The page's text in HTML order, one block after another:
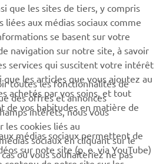
les dernières offres, les événements
et bien plus encore
S'ABONNER
pour savoir comment
personnelles :Politique de
que les sites de tiers, y compris
liées aux médias sociaux comme
se basent sur votre
navigation sur notre site, à savoir
services qui suscitent votre intérêt
que les articles que vous ajoutez au
achetés par vos soins, et tout
de vos habitudes en matière de
médias sociaux permettent de
sur note site (p. e. via YouTube)
toutes les fonctionnalités de
des offres et annonces
intérêts, nous vous
les cookies liés au
sociaux en cliquant sur le
cas où vous souhaiteriez ne pas